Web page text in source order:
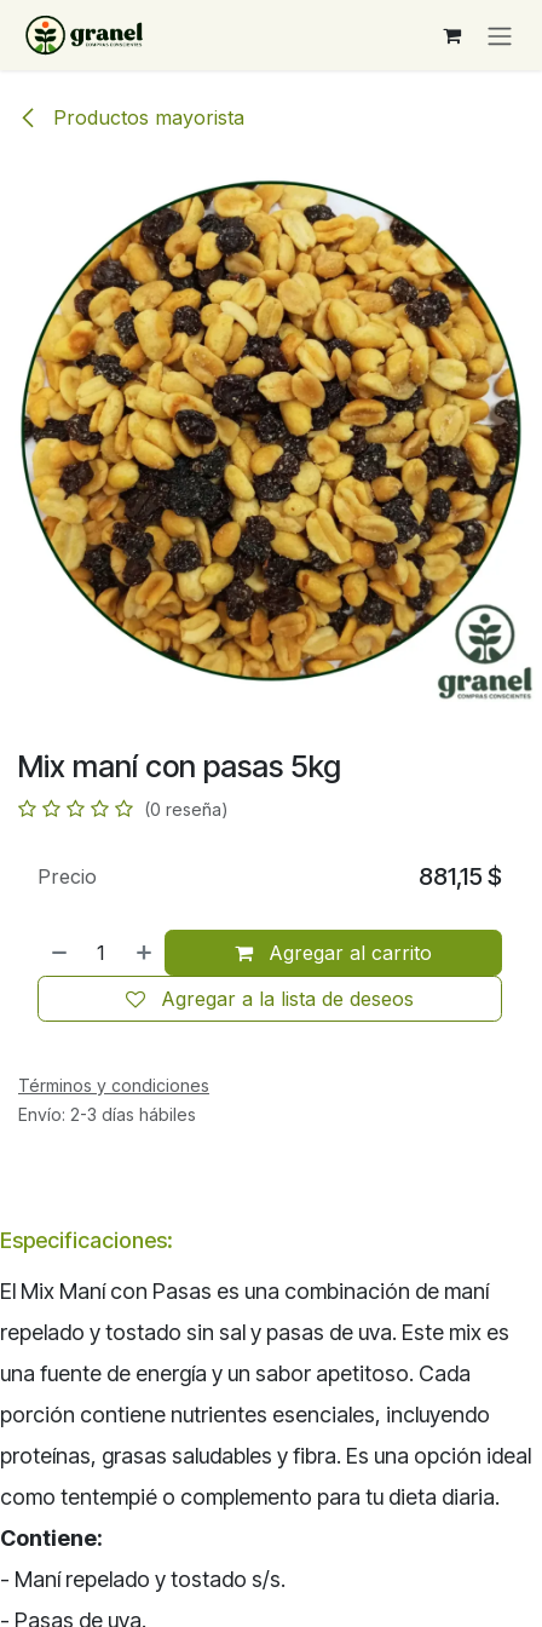
Ir al contenido
Productos mayorista
Mix maní con pasas 5kg
(0 reseña)
Agregar al carrito
Agregar a la lista de deseos
Precio 881,15 $
Términos y condiciones
Envío: 2-3 días hábiles
Especificaciones:
El Mix Maní con Pasas es una combinación de maní
repelado y tostado sin sal y pasas de uva. Este mix es
una fuente de energía y un sabor apetitoso. Cada
porción contiene nutrientes esenciales, incluyendo
proteínas, grasas saludables y fibra. Es una opción ideal
como tentempié o complemento para tu dieta diaria.
Contiene:
- Manírepelado y tostado s/s.
- Pasas de uva.